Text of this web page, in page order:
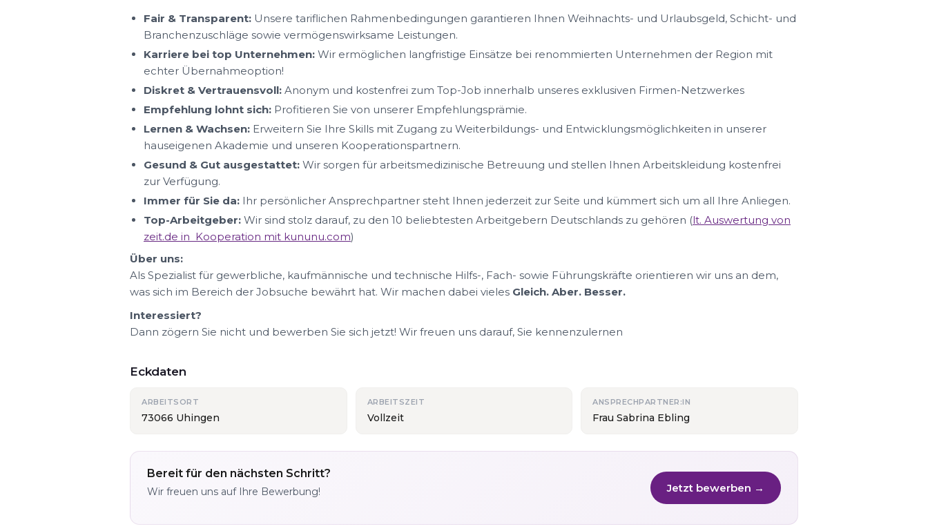
Fair & Transparent: Unsere tariflichen Rahmenbedingungen garantieren Ihnen Weihnachts- und Urlaubsgeld, Schicht- und
Branchenzuschläge sowie vermögenswirksame Leistungen.
Karriere bei top Unternehmen: Wir ermöglichen langfristige Einsätze bei renommierten Unternehmen der Region mit
echter Übernahmeoption!
Diskret & Vertrauensvoll: Anonym und kostenfrei zum Top-Job innerhalb unseres exklusiven Firmen-Netzwerkes
Empfehlung lohnt sich: Profitieren Sie von unserer Empfehlungsprämie.
Lernen & Wachsen: Erweitern Sie Ihre Skills mit Zugang zu Weiterbildungs- und Entwicklungsmöglichkeiten in unserer
hauseigenen Akademie und unseren Kooperationspartnern.
Gesund & Gut ausgestattet: Wir sorgen für arbeitsmedizinische Betreuung und stellen Ihnen Arbeitskleidung kostenfrei
zur Verfügung.
Immer für Sie da: Ihr persönlicher Ansprechpartner steht Ihnen jederzeit zur Seite und kümmert sich um all Ihre Anliegen.
Top-Arbeitgeber: Wir sind stolz darauf, zu den 10 beliebtesten Arbeitgebern Deutschlands zu gehören (lt. Auswertung von
zeit.de in Kooperation mit kununu.com)
Über uns:
Als Spezialist für gewerbliche, kaufmännische und technische Hilfs-, Fach- sowie Führungskräfte orientieren wir uns an dem,
was sich im Bereich der Jobsuche bewährt hat. Wir machen dabei vieles Gleich. Aber. Besser.
Interessiert?
Dann zögern Sie nicht und bewerben Sie sich jetzt! Wir freuen uns darauf, Sie kennenzulernen
Eckdaten
ARBEITSORT
73066 Uhingen
ARBEITSZEIT
Vollzeit
ANSPRECHPARTNER:IN
Frau Sabrina Ebling
Bereit für den nächsten Schritt?
Wir freuen uns auf Ihre Bewerbung! Jetzt bewerben →